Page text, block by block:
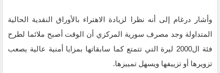
وأشار درغام إلى أنه نظرا لزيادة الاهتراء بالأوراق النقدية الحالية
المتداولة وجد مصرف سورية المركزي أن الوقت أصبح ملائما لطرح
فئة ال2000 ليرة التي تتمتع كما سابقاتها بمزايا أمنية عالية يصعب
تزويرها أو تزييفها ويسهل تمييزها.